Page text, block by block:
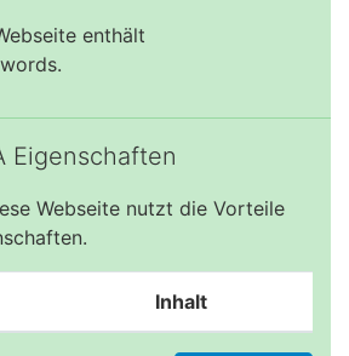
enthält
Eigenschaften
Webseite nutzt die Vorteile
Inhalt